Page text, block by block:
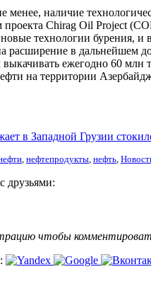
менее, наличие
Chirag Oil Project
технологии бурения,
расширение в дальнейшем
ежегодно 60 млн
на территории
в Западной Грузии
нефтепродукты нефть
друзьями:
чтобы